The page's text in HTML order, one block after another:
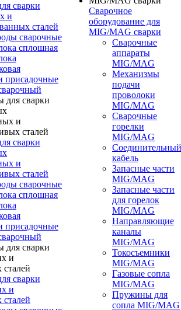
сварки
и
сталей
сварочные
сплошная
присадочные
сварки
и
сталей
сварочные
сплошная
присадочные
сварки
и
сталей
Сварочное
оборудование для
MIG/MAG сварки
Сварочные
аппараты
MIG/MAG
Механизмы
подачи
проволоки
MIG/MAG
Сварочные
горелки
MIG/MAG
Соединительный
кабель
Запасные части
MIG/MAG
Запасные части
для горелок
MIG/MAG
Направляющие
каналы
MIG/MAG
Токосъемники
MIG/MAG
Газовые сопла
MIG/MAG
Пружины для
сопла MIG/MAG